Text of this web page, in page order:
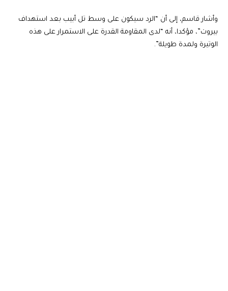
وأشار قاسم، إلى أن “الرد سيكون على وسط تل أبيب بعد استهداف
بيروت”، مؤكدا، أنه “لدى المقاومة القدرة على الاستمرار على هذه
الوتيرة ولمدة طويلة”.